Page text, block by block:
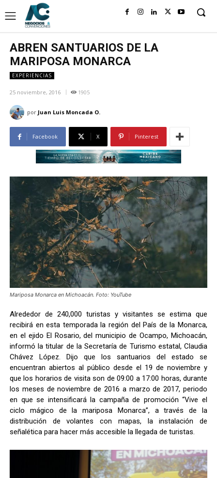
ABREN SANTUARIOS DE LA
MARIPOSA MONARCA
EXPERIENCIAS
25 noviembre, 2016 1905
por Juan Luis Moncada O.
Facebook X Pinterest
Mariposa Monarca en Michoacán. Foto: YouTube
Alrededor de 240,000 turistas y visitantes se estima que
recibirá en esta temporada la región del País de la Monarca,
en el ejido El Rosario, del municipio de Ocampo, Michoacán,
informó la titular de la Secretaría de Turismo estatal, Claudia
Chávez López. Dijo que los santuarios del estado se
encuentran abiertos al público desde el 19 de noviembre y
que los horarios de visita son de 09:00 a 17:00 horas, durante
los meses de noviembre de 2016 a marzo de 2017, periodo
en que se intensificará la campaña de promoción “Vive el
ciclo mágico de la mariposa Monarca”, a través de la
distribución de volantes con mapas, la instalación de
señalética para hacer más accesible la llegada de turistas.